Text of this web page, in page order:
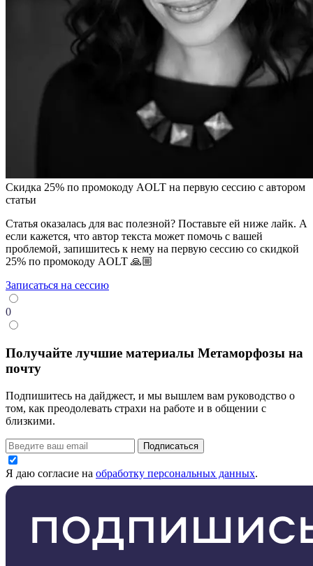
Скидка 25% по промокоду AOLT на первую сессию с автором
статьи
Статья оказалась для вас полезной? Поставьте ей ниже лайк. А
если кажется, что автор текста может помочь с вашей
проблемой, запишитесь к нему на первую сессию со скидкой
25% по промокоду AOLT 🙏🏼
Записаться на сессию
0
Получайте лучшие материалы Метаморфозы на
почту
Подпишитесь на дайджест, и мы вышлем вам руководство о
том, как преодолевать страхи на работе и в общении с
близкими.
Подписаться
Я даю согласие на обработку персональных данных.